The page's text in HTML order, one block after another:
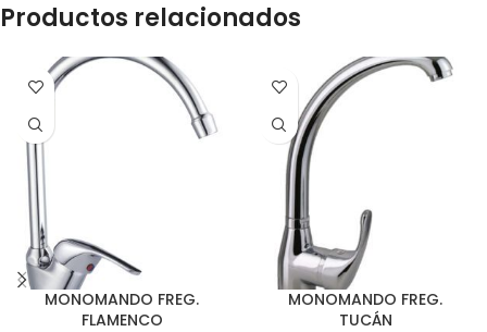
Productos relacionados
MONOMANDO FREG.
FLAMENCO
MONOMANDO FREG.
TUCÁN